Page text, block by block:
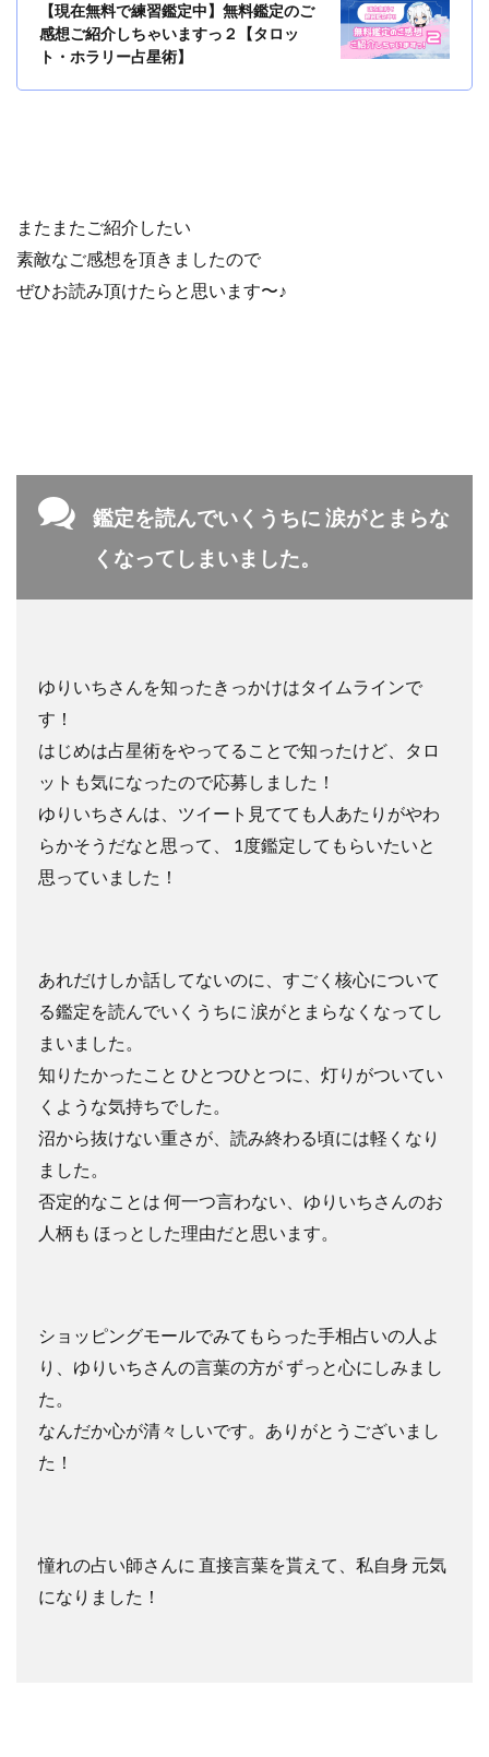
【現在無料で練習鑑定中】無料鑑定のご
感想ご紹介しちゃいますっ２【タロッ
ト・ホラリー占星術】
またまたご紹介したい
素敵なご感想を頂きましたので
ぜひお読み頂けたらと思います〜♪
鑑定を読んでいくうちに 涙がとまらな
くなってしまいました。
ゆりいちさんを知ったきっかけはタイムラインで
す！
はじめは占星術をやってることで知ったけど、タロ
ットも気になったので応募しました！
ゆりいちさんは、ツイート見てても人あたりがやわ
らかそうだなと思って、 1度鑑定してもらいたいと
思っていました！
あれだけしか話してないのに、すごく核心について
る鑑定を読んでいくうちに 涙がとまらなくなってし
まいました。
知りたかったこと ひとつひとつに、灯りがついてい
くような気持ちでした。
沼から抜けない重さが、読み終わる頃には軽くなり
ました。
否定的なことは 何一つ言わない、ゆりいちさんのお
人柄も ほっとした理由だと思います。
ショッピングモールでみてもらった手相占いの人よ
り、ゆりいちさんの言葉の方が ずっと心にしみまし
た。
なんだか心が清々しいです。ありがとうございまし
た！
憧れの占い師さんに 直接言葉を貰えて、私自身 元気
になりました！